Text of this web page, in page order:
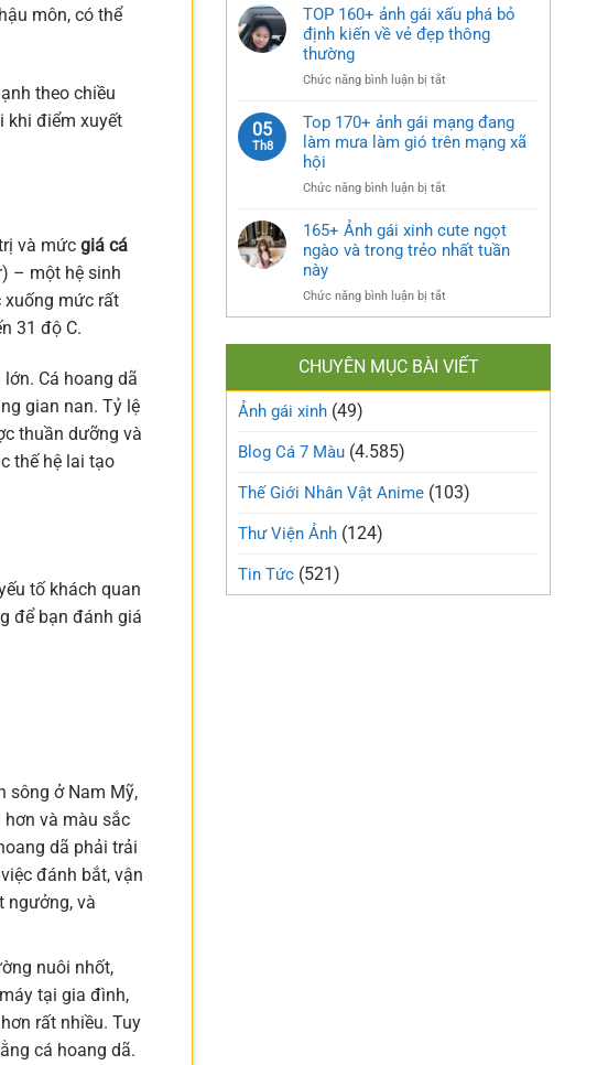
môn, có thể
theo chiều
khi điểm xuyết
và mức giá cá
– một hệ sinh
xuống mức rất
31 độ C.
Cá hoang dã
gian nan. Tỷ lệ
thuần dưỡng và
thế hệ lai tạo
tố khách quan
để bạn đánh giá
sông ở Nam Mỹ,
và màu sắc
dã phải trải
đánh bắt, vận
ngưởng, và
nuôi nhốt,
tại gia đình,
rất nhiều. Tuy
cá hoang dã.
cuốn
hút
nóng
bỏng
tràn
sống
120+
gái
sướng
bạo
và
khó
TOP 160+ ảnh gái xấu phá bỏ
định kiến về vẻ đẹp thông
thường
Chức năng bình luận bị tắt
160+
ảnh
phá
định
kiến
đẹp
thông
thường
05
Th8
Top 170+ ảnh gái mạng đang
làm mưa làm gió trên mạng xã
hội
Chức năng bình luận bị tắt
170+
ảnh
đang
làm
làm
gió
trên
165+ Ảnh gái xinh cute ngọt
ngào và trong trẻo nhất tuần
này
Chức năng bình luận bị tắt
165+
xinh
cute
trẻo
nhất
CHUYÊN MỤC BÀI VIẾT
Ảnh gái xinh (49)
Blog Cá 7 Màu (4.585)
Thế Giới Nhân Vật Anime (103)
Thư Viện Ảnh (124)
Tin Tức (521)